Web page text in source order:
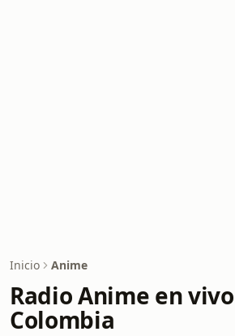
Inicio Anime
Radio Anime en
Colombia